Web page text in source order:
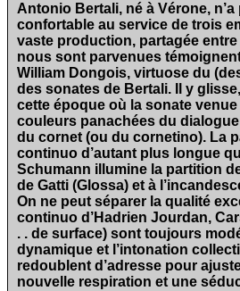
Antonio Bertali, né à Vérone,
confortable au service de trois
vaste production, partagée
nous sont parvenues
William Dongois, virtuose du
des sonates de Bertali. Il y
cette époque où la sonate
couleurs panachées du
du cornet (ou du cornetino). La
continuo d’autant plus longue
Schumann illumine la partition
de Gatti (Glossa) et à
On ne peut séparer la qualité
continuo d’Hadrien Jourdan,
. . de surface) sont toujours
dynamique et l’intonation
redoublent d’adresse pour
nouvelle respiration et une